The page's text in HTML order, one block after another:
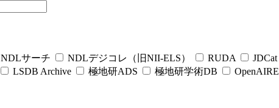
NDLサーチ NDLデジコレ（旧NII-ELS） RUDA JDCat
LSDB Archive 極地研ADS 極地研学術DB OpenAIRE